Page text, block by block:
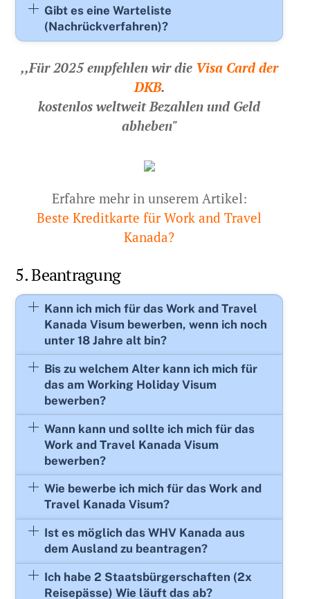
Gibt es eine Warteliste
(Nachrückverfahren)?
,,Für 2025 empfehlen wir die Visa Card der
DKB.
kostenlos weltweit Bezahlen und Geld
abheben"
Erfahre mehr in unserem Artikel:
Beste Kreditkarte für Work and Travel
Kanada?
5. Beantragung
Kann ich mich für das Work and Travel
Kanada Visum bewerben, wenn ich noch
unter 18 Jahre alt bin?
Bis zu welchem Alter kann ich mich für
das am Working Holiday Visum
bewerben?
Wann kann und sollte ich mich für das
Work and Travel Kanada Visum
bewerben?
Wie bewerbe ich mich für das Work and
Travel Kanada Visum?
Ist es möglich das WHV Kanada aus
dem Ausland zu beantragen?
Ich habe 2 Staatsbürgerschaften (2x
Reisepässe) Wie läuft das ab?